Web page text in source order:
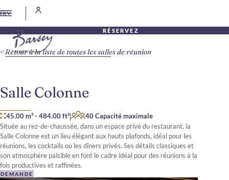
FR
RÉSERVEZ
Salle Colonne
45.00 m²- 484.00 ft²|
40 Capacité maximale
Située au rez-de-chaussée, dans un espace privé du restaurant, la
Salle Colonne est un lieu élégant aux hauts plafonds, idéal pour les
réunions, les cocktails ou les dîners privés. Ses détails classiques et
son atmosphère paisible en font le cadre idéal pour des réunions à la
fois productives et raffinées.
DEMANDE
Retour à la liste de toutes les salles de réunion